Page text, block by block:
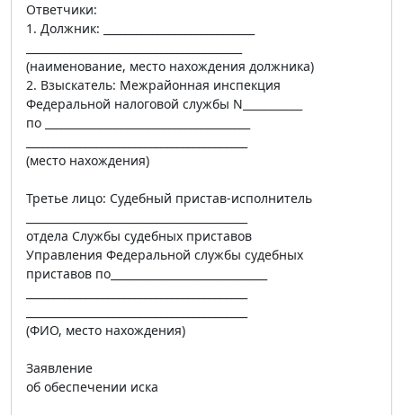
Ответчики:
1. Должник: ____________________________
(наименование, место нахождения должника)
2. Взыскатель: Межрайонная инспекция
Федеральной налоговой службы N___________
по ______________________________________
(место нахождения)
Третье лицо: Судебный пристав-исполнитель
отдела Службы судебных приставов
Управления Федеральной службы судебных
приставов по_____________________________
(ФИО, место нахождения)
Заявление
об обеспечении иска